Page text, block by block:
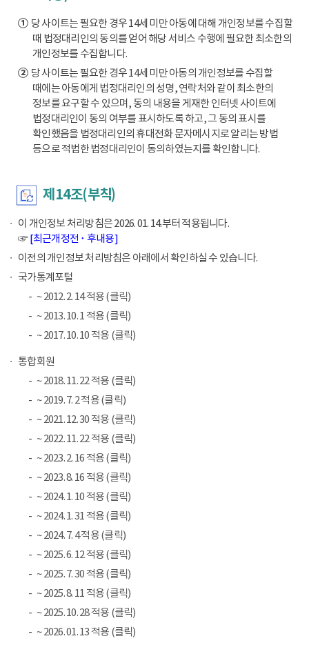
①당 사이트는 필요한 경우 14세 미만 아동에 대해 개인정보를 수집할
때 법정대리인의 동의를 얻어 해당 서비스 수행에 필요한 최소한의
개인정보를 수집합니다.
②당 사이트는 필요한 경우 14세 미만 아동의 개인정보를 수집할
때에는 아동에게 법정대리인의 성명, 연락처와 같이 최소한의
정보를 요구할 수 있으며, 동의 내용을 게재한 인터넷 사이트에
법정대리인이 동의 여부를 표시하도록 하고, 그 동의 표시를
확인했음을 법정대리인의 휴대전화 문자메시지로 알리는 방법
등으로 적법한 법정대리인이 동의하였는지를 확인합니다.
제14조(부칙)
이 개인정보 처리방침은 2026. 01. 14.부터 적용됩니다.
☞[최근개정전 ･ 후내용]
이전의 개인정보 처리방침은 아래에서 확인하실 수 있습니다.
국가통계포털
~ 2012. 2. 14 적용 (클릭)
~ 2013. 10. 1 적용 (클릭)
~ 2017. 10. 10 적용 (클릭)
통합회원
~ 2018. 11. 22 적용 (클릭)
~ 2019. 7. 2 적용 (클릭)
~ 2021. 12. 30 적용 (클릭)
~ 2022. 11. 22 적용 (클릭)
~ 2023. 2. 16 적용 (클릭)
~ 2023. 8. 16 적용 (클릭)
~ 2024. 1. 10 적용 (클릭)
~ 2024. 1. 31 적용 (클릭)
~ 2024. 7. 4 적용 (클릭)
~ 2025. 6. 12 적용 (클릭)
~ 2025. 7. 30 적용 (클릭)
~ 2025. 8. 11 적용 (클릭)
~ 2025. 10. 28 적용 (클릭)
~ 2026. 01. 13 적용 (클릭)